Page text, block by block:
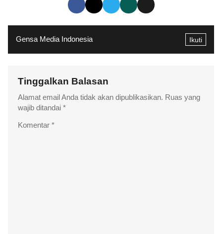
Gensa Media Indonesia Ikuti
Tinggalkan Balasan
Alamat email Anda tidak akan dipublikasikan. Ruas yang
wajib ditandai *
Komentar *